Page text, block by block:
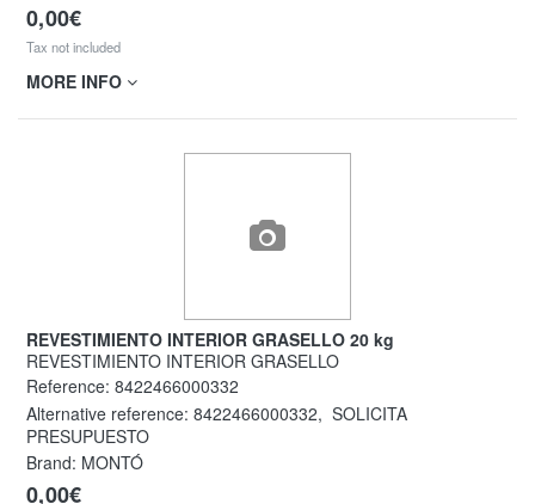
0,00€
Tax not included
MORE INFO
REVESTIMIENTO INTERIOR GRASELLO 20 kg
REVESTIMIENTO INTERIOR GRASELLO
Reference: 8422466000332
Alternative reference: 8422466000332, SOLICITA
PRESUPUESTO
Brand: MONTÓ
0,00€